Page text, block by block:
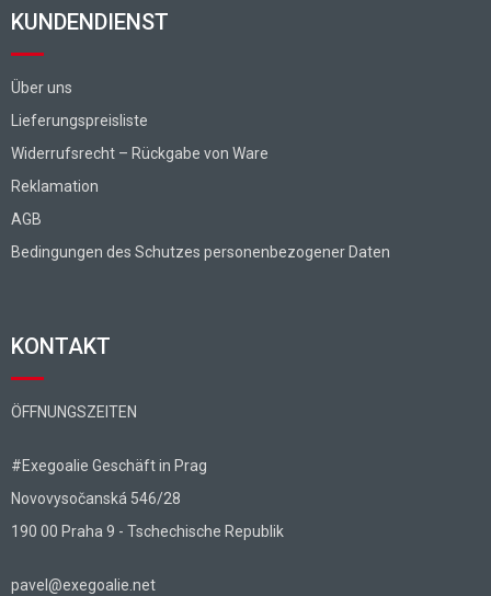
KUNDENDIENST
Über uns
Lieferungspreisliste
Widerrufsrecht – Rückgabe von Ware
Reklamation
AGB
Bedingungen des Schutzes personenbezogener Daten
KONTAKT
ÖFFNUNGSZEITEN
#Exegoalie Geschäft in Prag
Novovysočanská 546/28
190 00 Praha 9 - Tschechische Republik
pavel@exegoalie.net